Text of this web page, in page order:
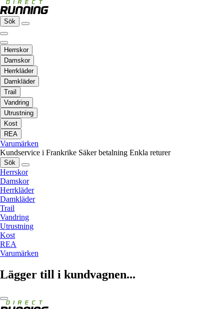
Sök
Herrskor
Damskor
Herrkläder
Damkläder
Trail
Vandring
Utrustning
Kost
REA
Varumärken
Kundservice i Frankrike Säker betalning Enkla returer
Sök
Herrskor
Damskor
Herrkläder
Damkläder
Trail
Vandring
Utrustning
Kost
REA
Varumärken
Lägger till i kundvagnen...